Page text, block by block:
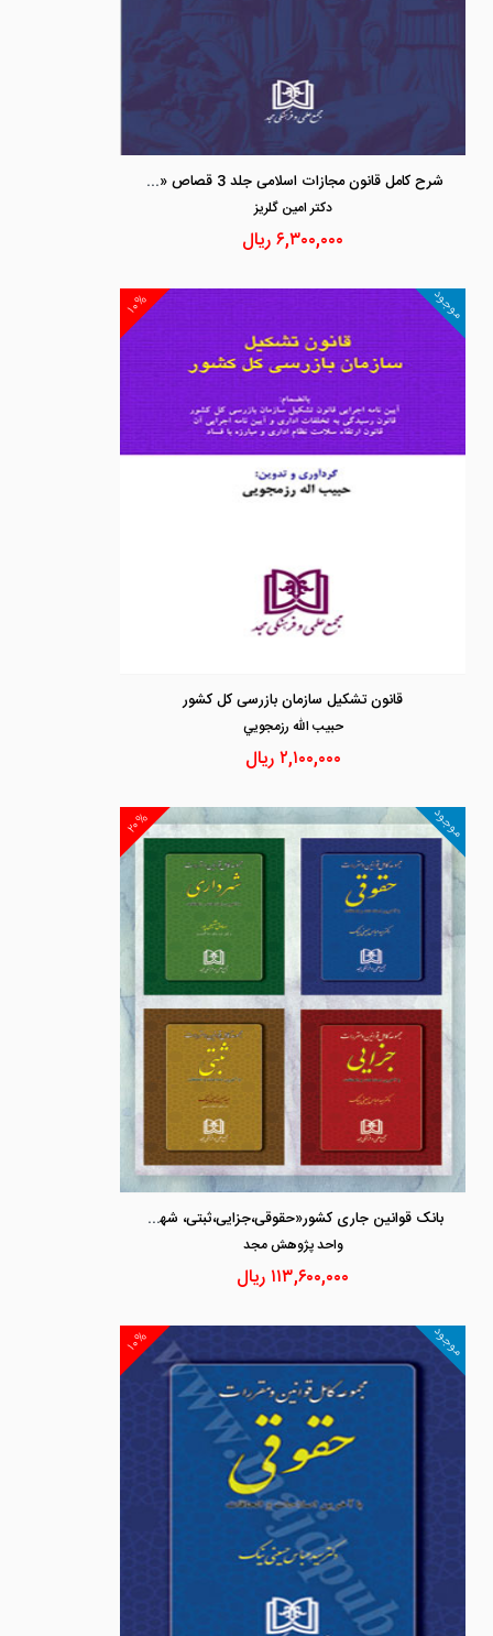
شرح کامل قانون مجازات اسلامی جلد 3 قصاص «جنایات»
دكتر امين گلريز
۶,۳۰۰,۰۰۰ریال
۱۰% موجود
قانون تشکیل سازمان بازرسی کل کشور
حبيب الله رزمجويي
۲,۱۰۰,۰۰۰ریال
۲۰% موجود
بانک قوانین جاری کشور«حقوقی،جزایی،ثبتی، شهرداری»
واحد پژوهش مجد
۱۱۳,۶۰۰,۰۰۰ ریال
۱۰% موجود